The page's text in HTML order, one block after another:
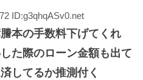
ID:g3qhqASv0.net
本の手数料下げてくれ
た際のローン金額も出て
してるか推測付く